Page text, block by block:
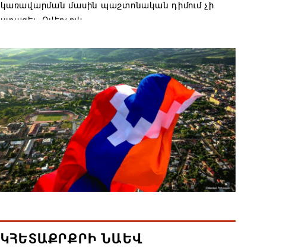
կառավարման մասին պաշտոնական դիմում չի
ստացել. Օվերչուկ
Հայաստանյայց Առաքելական Եկեղեցու
առաջնորդը կկանգնի դատարանի առջև՝
կառավարության հետ խորացող
հակամարտության պատճառով․ Reuters-ի
արձագանքը
06.08.2026 18:41
Ռուսաստանից Ադրբեջանի տարածքով
06.08.2026 17:52
ԿՀԵՏԱՔՐՔՐԻ ՆԱԵՎ